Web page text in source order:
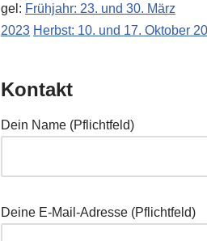
gel: Früh­jahr: 23. und 30. März
2023 Herbst: 10. und 17. Okto­ber
Kontakt
Dein Name (Pflicht­feld)
Dei­ne E‑Mail-Adres­se (Pflicht­feld)